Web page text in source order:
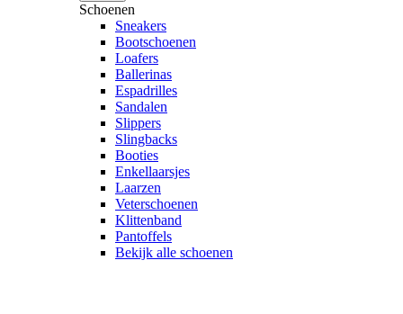
Schoenen
Sneakers
Bootschoenen
Loafers
Ballerinas
Espadrilles
Sandalen
Slippers
Slingbacks
Booties
Enkellaarsjes
Laarzen
Veterschoenen
Klittenband
Pantoffels
Bekijk alle schoenen